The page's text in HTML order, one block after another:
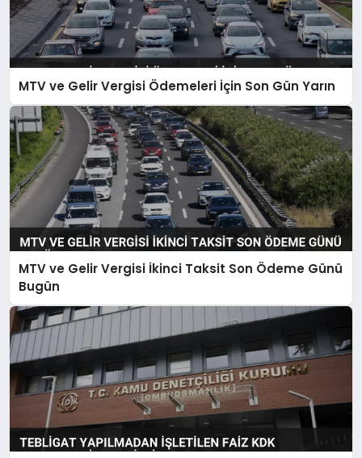
MTV ve Gelir Vergisi Ödemeleri İçin Son Gün Yarın
MTV ve Gelir Vergisi İkinci Taksit Son Ödeme Günü
Bugün